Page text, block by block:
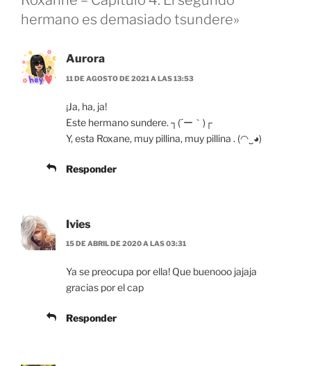
hermano es demasiado tsundere»
Aurora
11 DE AGOSTO DE 2021 A LAS 13:53
¡Ja, ha, ja!
Este hermano sundere. ┐(´ー｀)┌
Y, esta Roxane, muy pillina, muy pillina . (◠‿◕)
Responder
Ivies
15 DE ABRIL DE 2020 A LAS 03:31
Ya se preocupa por ella! Que buenooo jajaja
gracias por el cap
Responder